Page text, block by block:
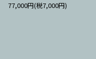
77,000円(税7,000円)